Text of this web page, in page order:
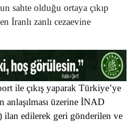
sahte olduğu ortaya çıkıp
İranlı zanlı cezaevine
ile çıkış yaparak Türkiye’ye
anlaşılması üzerine İNAD
edilerek geri gönderilen ve